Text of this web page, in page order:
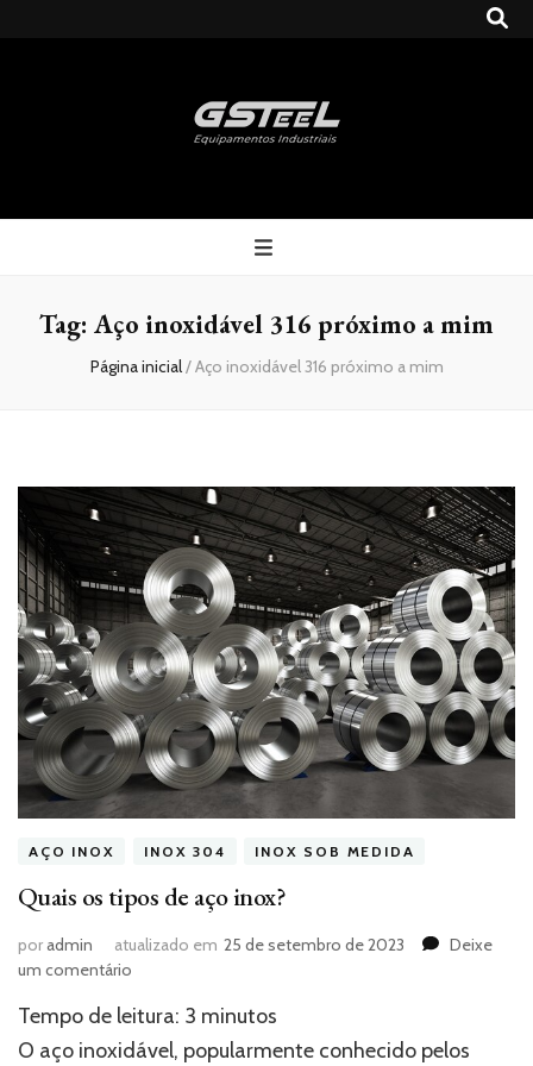
Gsteel
Tag: Aço inoxidável 316 próximo a mim
Página inicial/Aço inoxidável 316 próximo a mim
AÇO INOX INOX 304 INOX SOB MEDIDA
Quais os tipos de aço inox?
poradmin atualizado em 25 de setembro de 2023
Deixe
um comentário
os
tipos
Tempo de leitura: 3 minutos
O aço inoxidável, popularmente conhecido pelos